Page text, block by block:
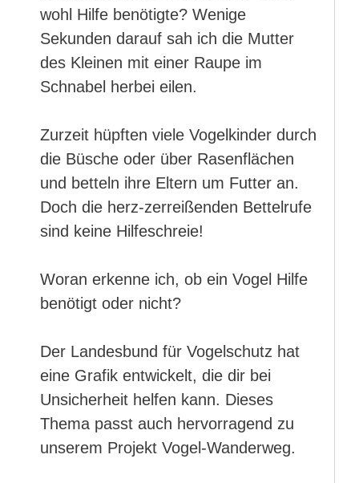
wohl Hilfe benötigte? Wenige
Sekunden darauf sah ich die Mutter
des Kleinen mit einer Raupe im
Schnabel herbei eilen.
Zurzeit hüpften viele Vogelkinder durch
die Büsche oder über Rasenflächen
und betteln ihre Eltern um Futter an.
Doch die herz-zerreißenden Bettelrufe
sind keine Hilfeschreie!
Woran erkenne ich, ob ein Vogel Hilfe
benötigt oder nicht?
Der Landesbund für Vogelschutz hat
eine Grafik entwickelt, die dir bei
Unsicherheit helfen kann. Dieses
Thema passt auch hervorragend zu
unserem Projekt Vogel-Wanderweg.